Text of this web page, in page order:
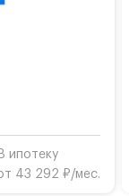
2r1520916#
В ипотеку
43 292 ₽/мес.